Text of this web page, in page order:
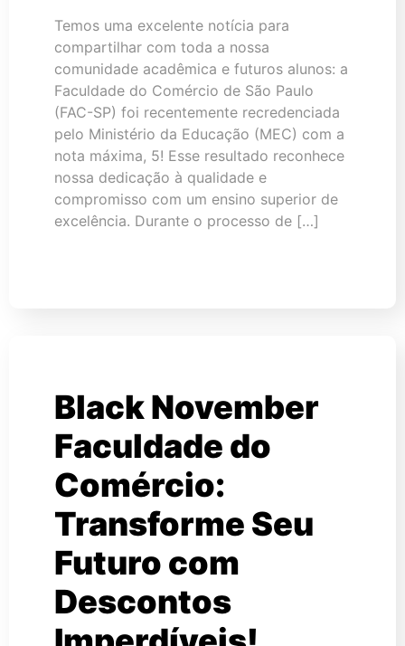
Temos uma excelente notícia para
compartilhar com toda a nossa
comunidade acadêmica e futuros alunos: a
Faculdade do Comércio de São Paulo
(FAC-SP) foi recentemente recredenciada
pelo Ministério da Educação (MEC) com a
nota máxima, 5! Esse resultado reconhece
nossa dedicação à qualidade e
compromisso com um ensino superior de
excelência. Durante o processo de […]
Black November
Faculdade do
Comércio:
Transforme Seu
Futuro com
Descontos